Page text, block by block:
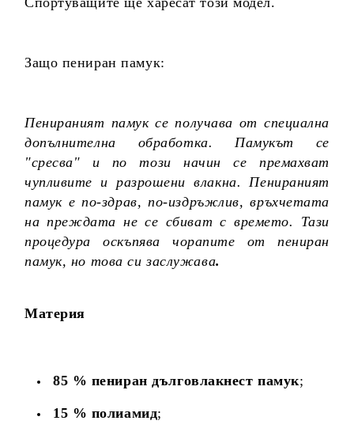
Защо пениран памук:
Пенираният памук се получава от специална
допълнителна обработка. Памукът се
"сресва" и по този начин се премахват
чупливите и разрошени влакна. Пенираният
памук е по-здрав, по-издръжлив, връхчетата
на преждата не се сбиват с времето. Тази
процедура оскъпява чорапите от пениран
памук, но това си заслужава.
Материя
85 % пениран дълговлакнест памук;
15 % полиамид;